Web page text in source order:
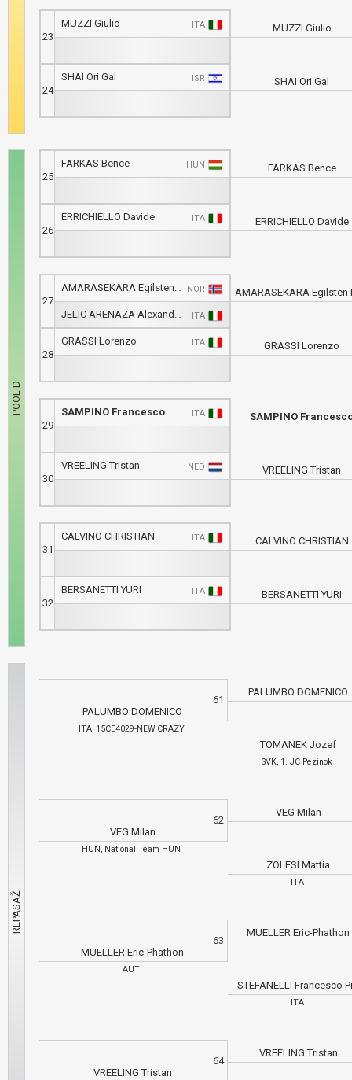
23
MUZZI Giulio ITA
24
SHAI Ori Gal ISR
MUZZI Giulio
SHAI Ori Gal
25
FARKAS Bence HUN
26
ERRICHIELLO Davide ITA
27
AMARASEKARA Egilsten Pius NOR
JELIC ARENAZA Alexander ITA
28
GRASSI Lorenzo ITA
29
SAMPINO Francesco ITA
30
VREELING Tristan NED
31
CALVINO CHRISTIAN ITA
32
BERSANETTI YURI ITA
FARKAS Bence
ERRICHIELLO Davide
AMARASEKARA Egilsten
GRASSI Lorenzo
SAMPINO
VREELING Tristan
CALVINO CHRISTIAN
BERSANETTI YURI
61
PALUMBO DOMENICO
ITA, 15CE4029-NEW CRAZY
62
VEG Milan
HUN, National Team HUN
63
MUELLER Eric-Phathon
AUT
64
VREELING Tristan
PALUMBO DOMENICO
TOMANEK Jozef
SVK, 1. JC Pezinok
VEG Milan
ZOLESI Mattia
ITA
MUELLER Eric-Phathon
STEFANELLI Francesco
ITA
VREELING Tristan